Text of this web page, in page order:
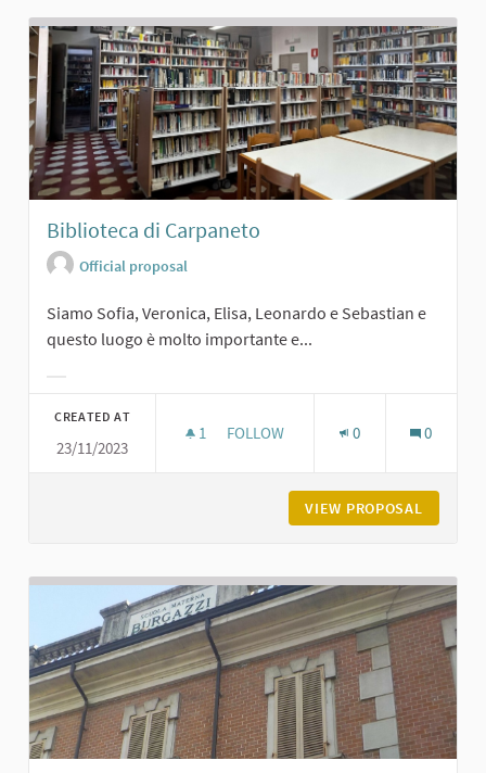
Biblioteca di Carpaneto
Official proposal
Siamo Sofia, Veronica, Elisa, Leonardo e Sebastian e
questo luogo è molto importante e...
CREATED AT
23/11/2023
1 1 FOLLOWER
FOLLOW 0 0
VIEW PROPOSAL